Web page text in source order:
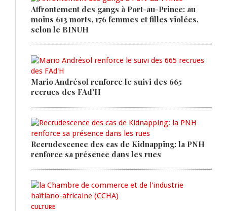
Affrontement des gangs à Port-au-Prince: au
moins 613 morts, 176 femmes et filles violées,
selon le BINUH
Mario Andrésol renforce le suivi des 665
recrues des FAd'H
Recrudescence des cas de Kidnapping: la PNH
renforce sa présence dans les rues
CULTURE